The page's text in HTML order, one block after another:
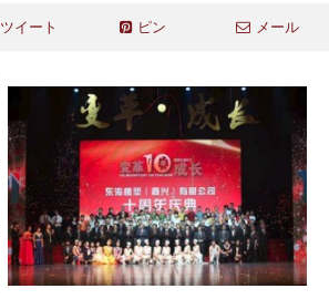
ツイート ピン メール